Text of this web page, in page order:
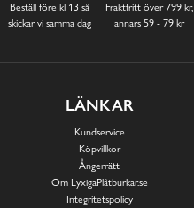
Beställ före kl 13 så
skickar vi samma dag
Fraktfritt över 799 kr,
annars 59 - 79 kr
LÄNKAR
Kundservice
Köpvillkor
Ångerrätt
Om LyxigaPlåtburkar.se
Integritetspolicy